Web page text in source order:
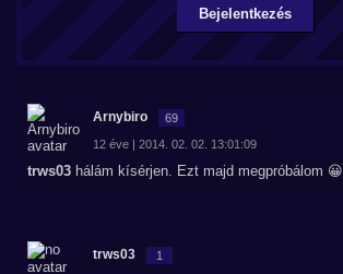
Bejelentkezés
Arnybiro 69
12 éve | 2014. 02. 02. 13:01:09
trws03 hálám kísérjen. Ezt majd megpróbálom 😀
trws03 1